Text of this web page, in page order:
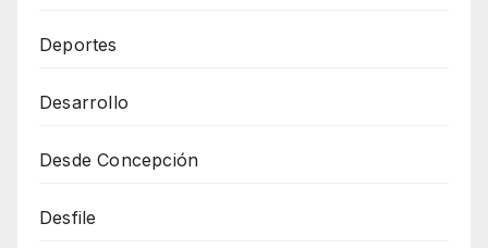
Deportes
Desarrollo
Desde Concepción
Desfile